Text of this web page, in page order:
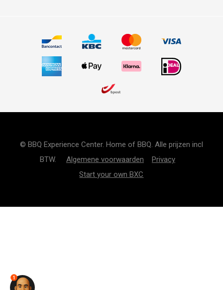
© BBQ Experience Center. Home of BBQ. Alle prijzen incl
BTW. Algemene voorwaarden
Privacy
Start your own BXC
1